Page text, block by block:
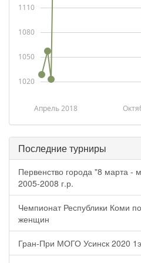
Апрель 2018
1020
1050
1080
1110
Последние турниры
Первенство города "8 марта -
2005-2008 г.р.
Чемпионат Республики Коми
женщин
Гран-При МОГО Усинск 2020